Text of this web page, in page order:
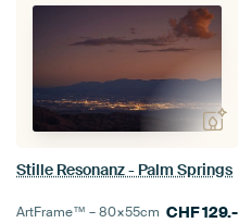
Stille Resonanz - Palm Springs
ArtFrame™ –80×55cm CHF129.-